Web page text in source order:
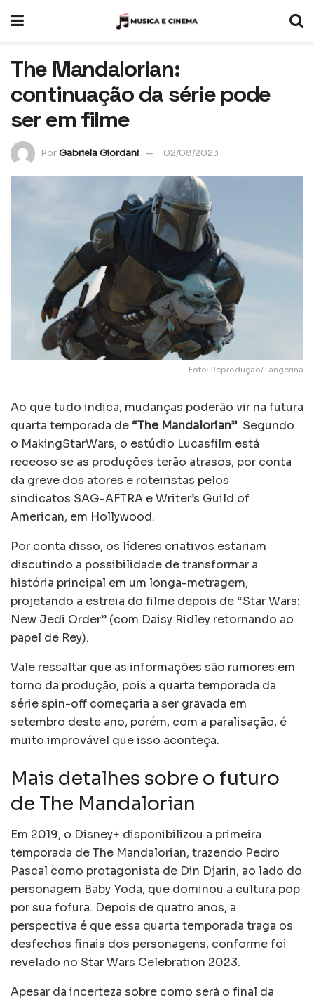
The Mandalorian:
continuação da série pode
ser em filme
PorGabriela Giordani 02/08/2023
Foto: Reprodução/Tangerina
Ao que tudo indica, mudanças poderão vir na futura
quarta temporada de “The Mandalorian”. Segundo
o MakingStarWars, o estúdio Lucasfilm está
receoso se as produções terão atrasos, por conta
da greve dos atores e roteiristas pelos
sindicatos SAG-AFTRA e Writer’s Guild of
American, em Hollywood.
Por conta disso, os líderes criativos estariam
discutindo a possibilidade de transformar a
história principal em um longa-metragem,
projetando a estreia do filme depois de “Star Wars:
New Jedi Order” (com Daisy Ridley retornando ao
papel de Rey).
Vale ressaltar que as informações são rumores em
torno da produção, pois a quarta temporada da
série spin-off começaria a ser gravada em
setembro deste ano, porém, com a paralisação, é
muito improvável que isso aconteça.
Mais detalhes sobre o futuro
de The Mandalorian
Em 2019, o Disney+ disponibilizou a primeira
temporada de The Mandalorian, trazendo Pedro
Pascal como protagonista de Din Djarin, ao lado do
personagem Baby Yoda, que dominou a cultura pop
por sua fofura. Depois de quatro anos, a
perspectiva é que essa quarta temporada traga os
desfechos finais dos personagens, conforme foi
revelado no Star Wars Celebration 2023.
Apesar da incerteza sobre como será o final da